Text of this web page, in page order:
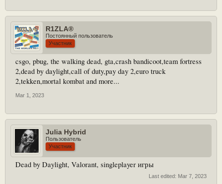
R1ZLA®
Постоянный пользователь
Участник
csgo, pbug, the walking dead, gta,crash bandicoot,team fortress
2,dead by daylight,call of duty,pay day 2,euro truck
2,tekken,mortal kombat and more...
Mar 1, 2023
Julia Hybrid
Пользователь
Участник
Dead by Daylight, Valorant, singleplayer игры
Last edited: Mar 7, 2023